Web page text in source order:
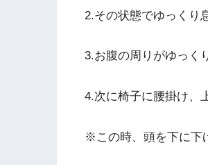
2.その状態でゆっくり
3.お腹の周りがゆっく
4.次に椅子に腰掛け、
※この時、頭を下に下